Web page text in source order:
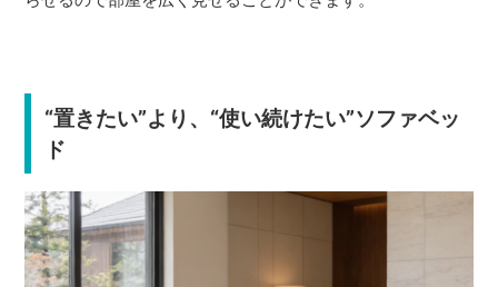
“置きたい”より、“使い続けたい”ソファベッ
ド